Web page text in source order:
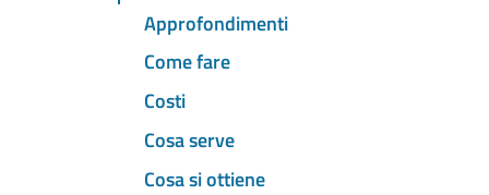
Approfondimenti
Come fare
Costi
Cosa serve
Cosa si ottiene